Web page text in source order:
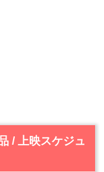
/ 上映スケジュ